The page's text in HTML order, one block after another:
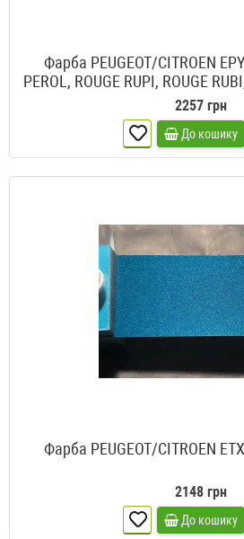
Фарба PEUGEOT/CITROEN
PEROL, ROUGE RUPI, ROUGE
2257 грн
До кошику
Фарба PEUGEOT/CITROEN
2148 грн
До кошику